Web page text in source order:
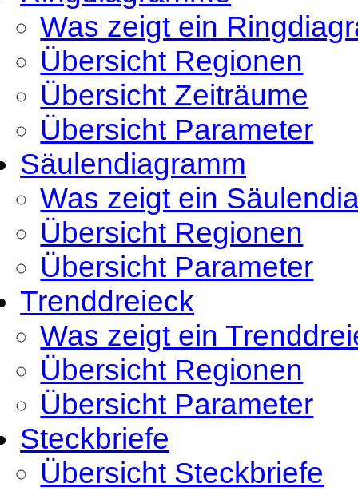
Was zeigt ein
Übersicht Regionen
Übersicht Zeiträume
Übersicht Parameter
Säulendiagramm
Was zeigt ein
Übersicht Regionen
Übersicht Parameter
Trenddreieck
Was zeigt ein
Übersicht Regionen
Übersicht Parameter
Steckbriefe
Übersicht Steckbriefe